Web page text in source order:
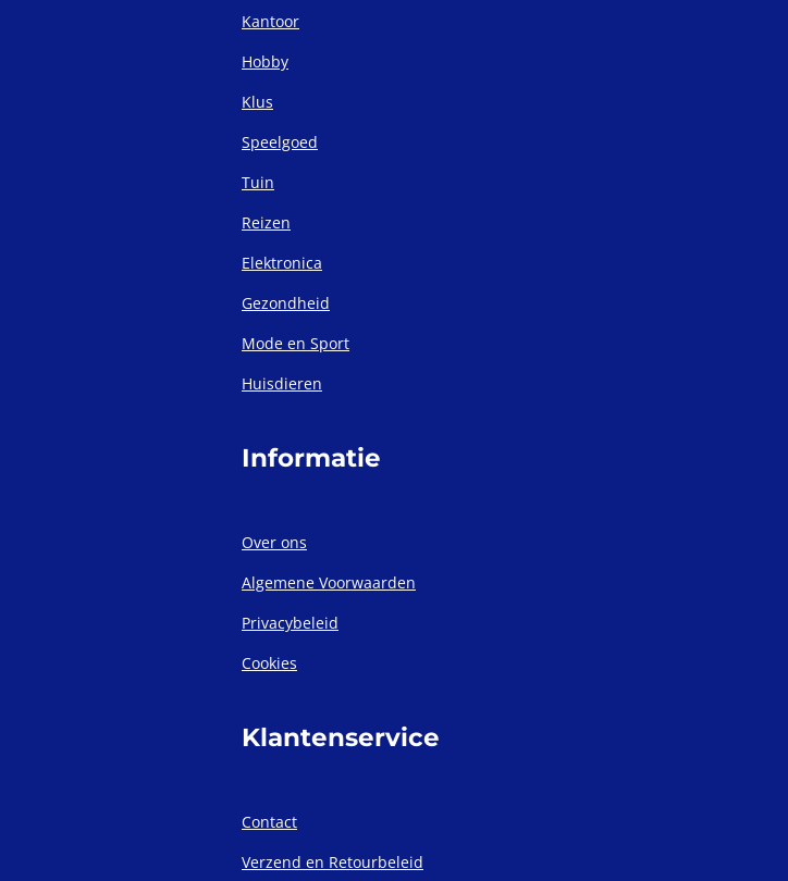
Kantoor
Hobby
Klus
Speelgoed
Tuin
Reizen
Elektronica
Gezondheid
Mode en Sport
Huisdieren
Informatie
Over ons
Algemene Voorwaarden
Privacybeleid
Cookies
Klantenservice
Contact
Verzend en Retourbeleid